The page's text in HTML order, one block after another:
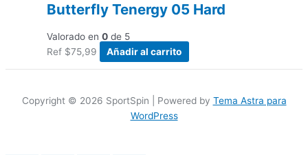
Butterfly Tenergy 05 Hard
Valorado en 0 de 5
Ref $75,99 Añadir al carrito
Copyright © 2026 SportSpin | Powered by Tema Astra para
WordPress